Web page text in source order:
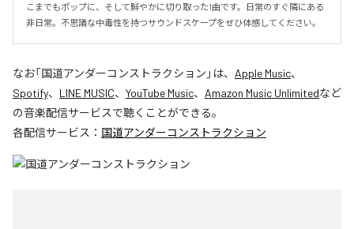
こまでもポップに、そして鮮やかに切り取った1曲です。日常のすぐ隣にある
非日常。不思議な中毒性を持つサウンドスケープをぜひ体感してください。
なお「国道アンダーコンストラクション 」は、 Apple Music、
Spotify、 LINE MUSIC、 YouTube Music、 Amazon Music Unlimitedなど
の音楽配信サービスで聴くことができる。
各配信サービス： 国道アンダーコンストラクション